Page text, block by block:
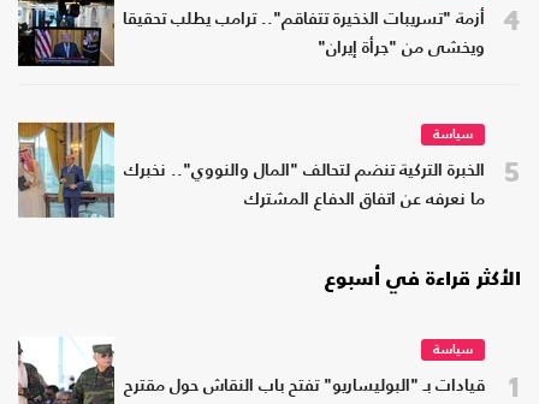
4
أزمة "تسريبات الذخيرة تتفاقم".. ترامب يطلب تحقيقا
ويخشى من "جرأة إيران"
5
سياسة
الخبرة التركية تنضم لتحالف "المال والنووي".. نخبرك
ما نعرفه عن اتفاق الدفاع المشترك
الأكثر قراءة في أسبوع
1
سياسة
قيادات بـ "البوليساريو" تفتح باب النقاش حول مقترح